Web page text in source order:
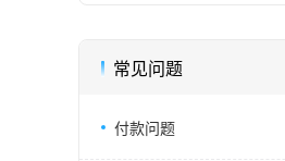
常见问题
付款问题